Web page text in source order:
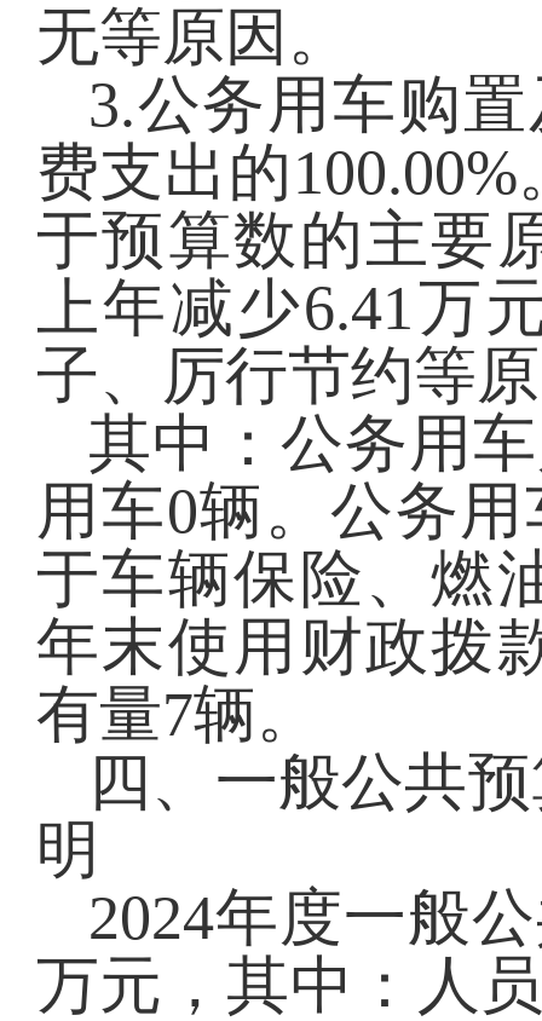
无等原因。
3.公务用车购
费支出的100.00%
于预算数的主要
上年减少6.41万
子、厉行节约等
其中：公务用
用车0辆。公务
于车辆保险、燃
年末使用 财政拨
有量7辆。
四、一般公共
明
2024年度一般
万元，其中：人